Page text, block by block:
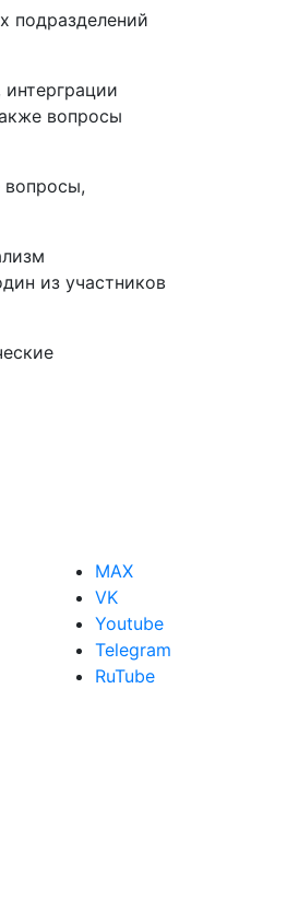
подразделений
вопросы
вопросы,
из участников
MAX
VK
Youtube
Telegram
RuTube